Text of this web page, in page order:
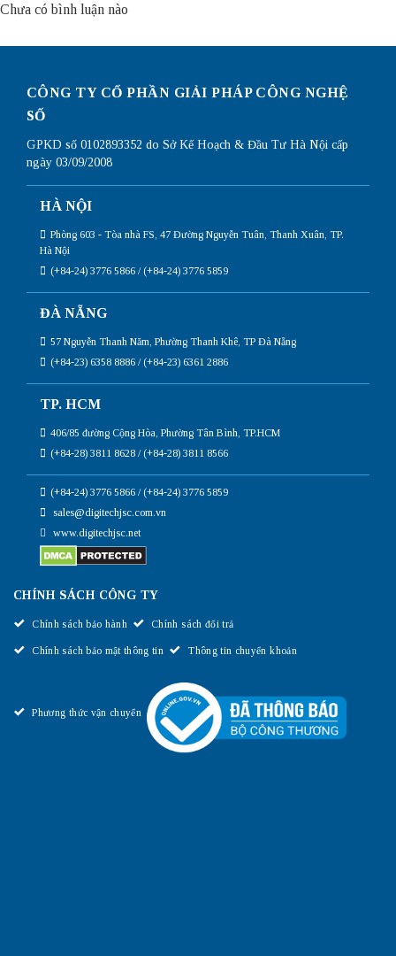
Chưa có bình luận nào
CÔNG TY CỔ PHẦN GIẢI PHÁP CÔNG NGHỆ
SỐ
GPKD số 0102893352 do Sở Kế Hoạch & Đầu Tư Hà Nội cấp
ngày 03/09/2008
HÀ NỘI
Phòng 603 - Tòa nhà FS, 47 Đường Nguyễn Tuân, Thanh Xuân, TP.
Hà Nội
(+84-24) 3776 5866 / (+84-24) 3776 5859
ĐÀ NẴNG
57 Nguyễn Thanh Năm, Phường Thanh Khê, TP Đà Nẵng
(+84-23) 6358 8886 / (+84-23) 6361 2886
TP. HCM
406/85 đường Cộng Hòa, Phường Tân Bình, TP.HCM
(+84-28) 3811 8628 / (+84-28) 3811 8566
(+84-24) 3776 5866 / (+84-24) 3776 5859
sales@digitechjsc.com.vn
www.digitechjsc.net
CHÍNH SÁCH CÔNG TY
Chính sách bảo hành Chính sách đổi trả
Chính sách bảo mật thông tin Thông tin chuyển khoản
Phương thức vận chuyển